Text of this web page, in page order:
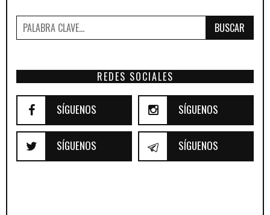
BUSCAR
REDES SOCIALES
SÍGUENOS SÍGUENOS
SÍGUENOS SÍGUENOS